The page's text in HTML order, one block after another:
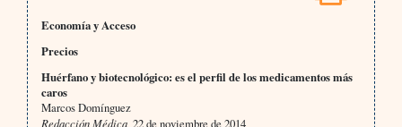
Economía y Acceso
Precios
Huérfano y biotecnológico: es el perfil de los medicamentos más
caros
Marcos Domínguez
Redacción Médica, 22 de noviembre de 2014